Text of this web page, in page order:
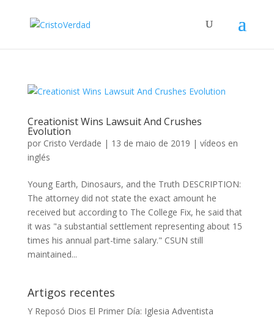
Creationist Wins Lawsuit And Crushes
Evolution
por Cristo Verdade | 13 de maio de 2019 | vídeos en
inglés
Young Earth, Dinosaurs, and the Truth DESCRIPTION:
The attorney did not state the exact amount he
received but according to The College Fix, he said that
it was "a substantial settlement representing about 15
times his annual part-time salary." CSUN still
maintained...
Artigos recentes
Y Reposó Dios El Primer Día: Iglesia Adventista